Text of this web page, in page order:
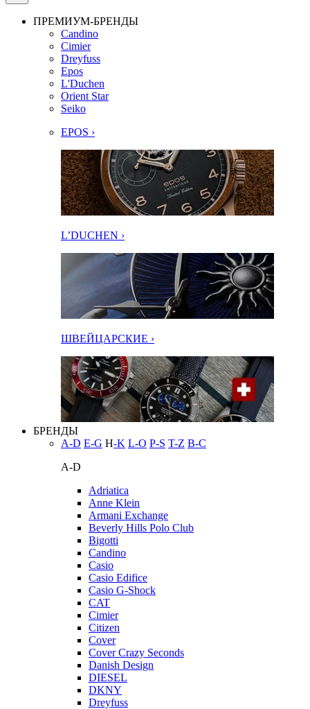
ПРЕМИУМ-БРЕНДЫ
Candino
Cimier
Dreyfuss
Epos
L'Duchen
Orient Star
Seiko
EPOS ›
L’DUCHEN ›
ШВЕЙЦАРСКИЕ ›
БРЕНДЫ
A-D E-G H-K L-O P-S T-Z В-С
A-D
Adriatica
Anne Klein
Armani Exchange
Beverly Hills Polo Club
Bigotti
Candino
Casio
Casio Edifice
Casio G-Shock
CAT
Cimier
Citizen
Cover
Cover Crazy Seconds
Danish Design
DIESEL
DKNY
Dreyfuss